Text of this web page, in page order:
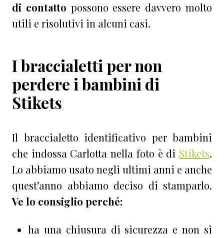
di contatto possono essere davvero molto
utili e risolutivi in alcuni casi.
I braccialetti per non
perdere i bambini di
Stikets
Il braccialetto identificativo per bambini
che indossa Carlotta nella foto è di Stikets.
Lo abbiamo usato negli ultimi anni e anche
quest’anno abbiamo deciso di stamparlo.
Ve lo consiglio perché:
ha una chiusura di sicurezza e non si